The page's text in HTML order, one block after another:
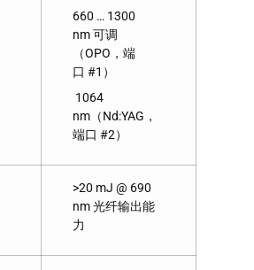
660 … 1300
nm 可调
（OPO，端
口 #1）
1064
nm（Nd:YAG，
端口 #2）
>20 mJ @ 690
nm 光纤输出能
力